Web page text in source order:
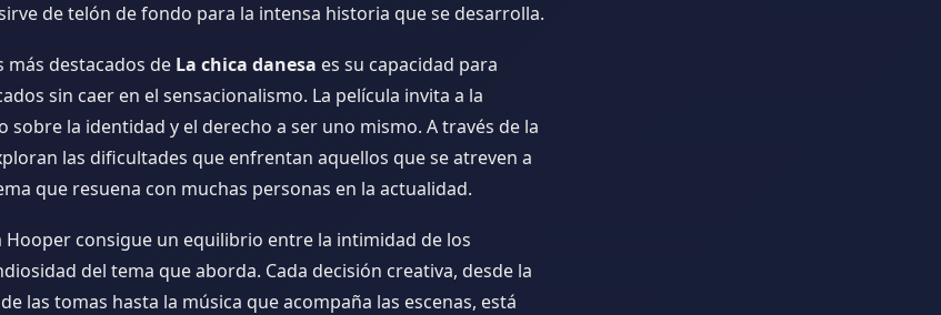
de telón de fondo para la intensa historia que se desarrolla.
más destacados de La chica danesa es su capacidad para
sin caer en el sensacionalismo. La película invita a la
sobre la identidad y el derecho a ser uno mismo. A través de la
las dificultades que enfrentan aquellos que se atreven a
que resuena con muchas personas en la actualidad.
Hooper consigue un equilibrio entre la intimidad de los
del tema que aborda. Cada decisión creativa, desde la
las tomas hasta la música que acompaña las escenas, está